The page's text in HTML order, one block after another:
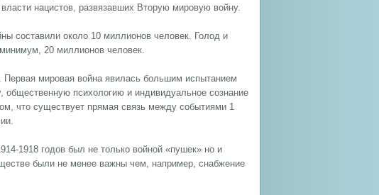
нацистов, развязавших Вторую мировую войну.
составили около 10 миллионов человек. Голод и
20 миллионов человек.
мировая война явилась большим испытанием
общественную психологию и индивидуальное сознание
что существует прямая связь между событиями 1
1918 годов был не только войной «пушек» но и
были не менее важны чем, например, снабжение